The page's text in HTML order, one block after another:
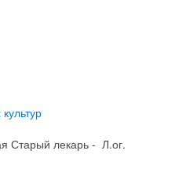
Старый лекарь - Л.ог.